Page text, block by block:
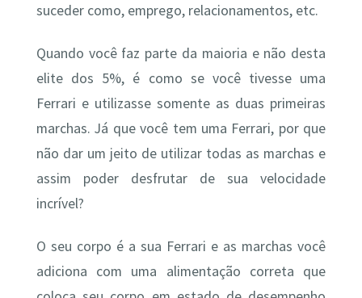
suceder como, emprego, relacionamentos, etc.
Quando você faz parte da maioria e não desta
elite dos 5%, é como se você tivesse uma
Ferrari e utilizasse somente as duas primeiras
marchas. Já que você tem uma Ferrari, por que
não dar um jeito de utilizar todas as marchas e
assim poder desfrutar de sua velocidade
incrível?
O seu corpo é a sua Ferrari e as marchas você
adiciona com uma alimentação correta que